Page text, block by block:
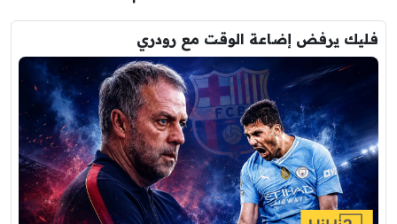
فليك يرفض إضاعة الوقت مع رودري